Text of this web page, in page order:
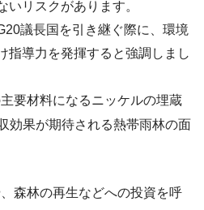
いリスクがあります。
議長国を引き継ぐ際に、環境
指導力を発揮すると強調しまし
要材料になるニッケルの埋蔵
効果が期待される熱帯雨林の面
森林の再生などへの投資を呼